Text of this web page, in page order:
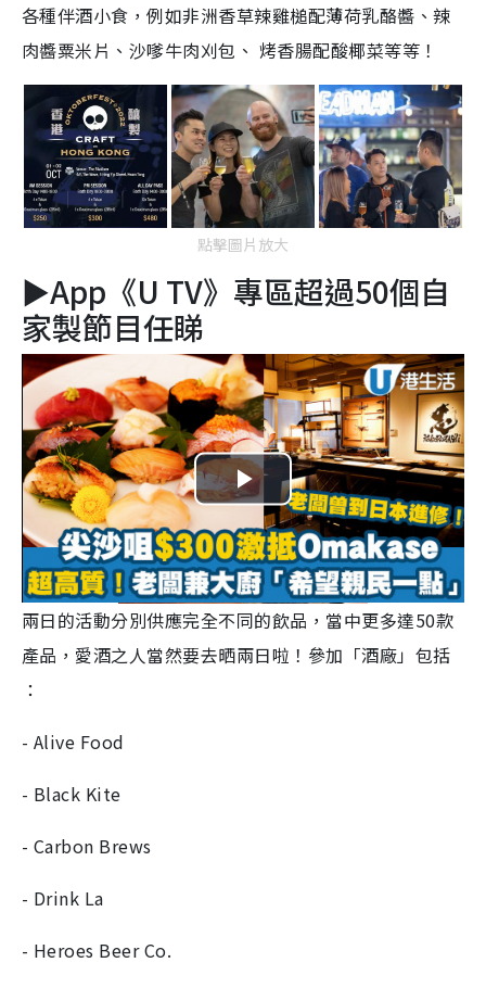
各種伴酒小食，例如非洲香草辣雞槌配薄荷乳酪醬、辣
肉醬粟米片、沙嗲牛肉刈包、 烤香腸配酸椰菜等等！
點擊圖片放大
►App《U TV》專區超過50個自
家製節目任睇
Play
Video
兩日的活動分別供應完全不同的飲品，當中更多達50款
產品，愛酒之人當然要去晒兩日啦！參加「酒廠」包括
：
- Alive Food
- Black Kite
- Carbon Brews
- Drink La
- Heroes Beer Co.